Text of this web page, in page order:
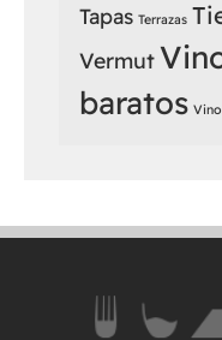
Tapas Terrazas
Vermut
baratos